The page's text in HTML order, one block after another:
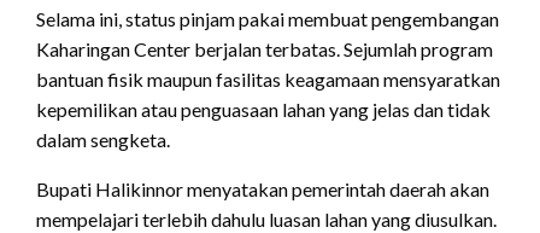
Selama ini, status pinjam pakai membuat pengembangan
Kaharingan Center berjalan terbatas. Sejumlah program
bantuan fisik maupun fasilitas keagamaan mensyaratkan
kepemilikan atau penguasaan lahan yang jelas dan tidak
dalam sengketa.
Bupati Halikinnor menyatakan pemerintah daerah akan
mempelajari terlebih dahulu luasan lahan yang diusulkan.